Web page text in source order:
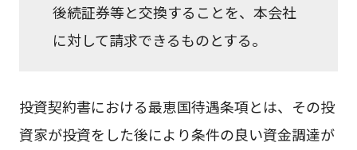
後続証券等と交換することを、本会社
に対して請求できるものとする。
投資契約書における最恵国待遇条項とは、その投
資家が投資をした後により条件の良い資金調達が